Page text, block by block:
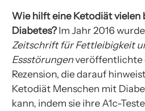
Wie hilft eine Ketodiät vielen
Diabetes?Im Jahr 2016
Zeitschrift für Fettleibigkeit
Essstörungenveröffentlichte
Rezension, die darauf
Ketodiät Menschen mit
kann, indem sie ihre A1c-